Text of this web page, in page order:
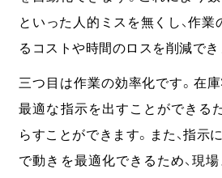
といった人的ミスを無くし、作業
るコストや時間のロスを削減でき
三つ目は作業の効率化です。在
最適な指示を出すことができる
らすことができます。また、指示
で動きを最適化できるため、現